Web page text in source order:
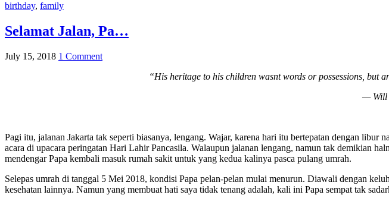
birthday, family
Selamat Jalan, Pa…
July 15, 2018 1 Comment
“His heritage to his children wasnt words or possessions, but
— Will
Pagi itu, jalanan Jakarta tak seperti biasanya, lengang. Wajar, karena hari itu bertepatan dengan
acara di upacara peringatan Hari Lahir Pancasila. Walaupun jalanan lengang, namun tak demikian
mendengar Papa kembali masuk rumah sakit untuk yang kedua kalinya pasca pulang umrah.
Selepas umrah di tanggal 5 Mei 2018, kondisi Papa pelan-pelan mulai menurun. Diawali dengan
kesehatan lainnya. Namun yang membuat hati saya tidak tenang adalah, kali ini Papa sempat tak